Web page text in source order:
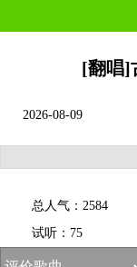
[翻唱]
2026-08-09
总人气：2584
试听：75